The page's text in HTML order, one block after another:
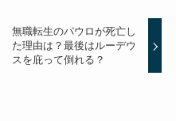
無職転生のパウロが死亡し
た理由は？最後はルーデウ
スを庇って倒れる？